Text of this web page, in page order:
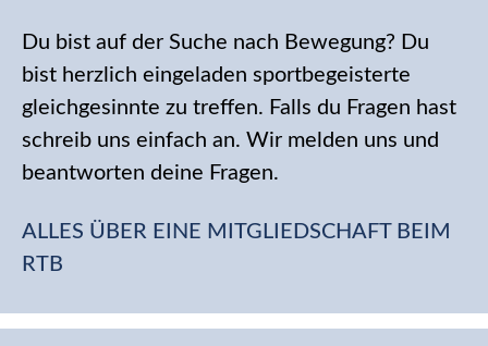
Du bist auf der Suche nach Bewegung? Du
bist herzlich eingeladen sportbegeisterte
gleichgesinnte zu treffen. Falls du Fragen hast
schreib uns einfach an. Wir melden uns und
beantworten deine Fragen.
ALLES ÜBER EINE MITGLIEDSCHAFT BEIM
RTB